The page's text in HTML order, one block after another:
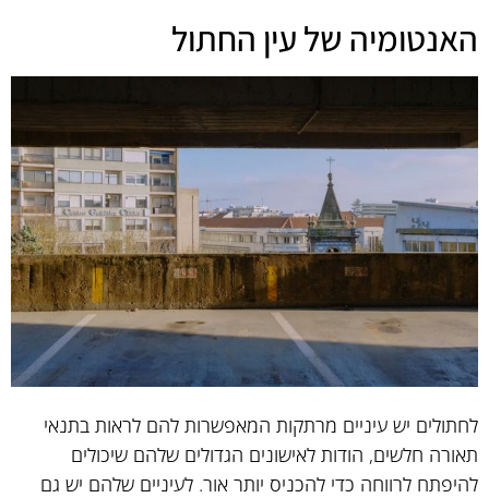
האנטומיה של עין החתול
לחתולים יש עיניים מרתקות המאפשרות להם לראות בתנאי
תאורה חלשים, הודות לאישונים הגדולים שלהם שיכולים
להיפתח לרווחה כדי להכניס יותר אור. לעיניים שלהם יש גם